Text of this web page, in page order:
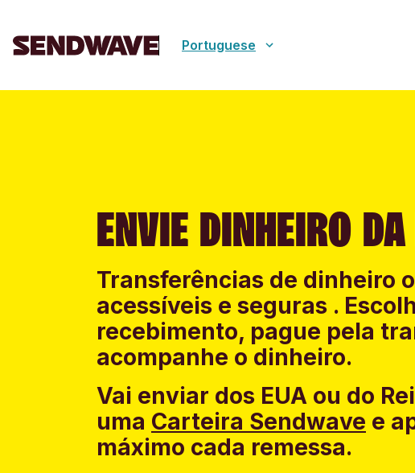
Portuguese
ENVIE DINHEIRO
Transferências de dinheiro
acessíveis e seguras .
recebimento, pague pela
acompanhe o dinheiro.
Vai enviar dos EUA ou do
uma Carteira Sendwave e
máximo cada remessa.